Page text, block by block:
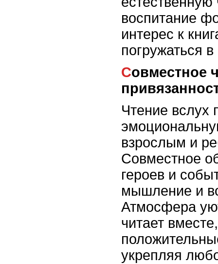
воспитание
интерес к
погружаться
Совместное чтение – ключ к
Чтение вслух
взрослым и
Совместное
героев и
мышление и
Атмосфера
читает
укрепляя